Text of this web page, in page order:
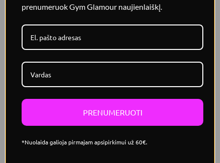
Atvira nugara
Lengvesnis dizainas gražiai atrodo ir leidžia laisviau judėti.
Stabilus prilaikymas
Dvigubas sustiprinimas padeda išlaikyti komfortą aktyvios
treniruotės metu.
Besiūlis komfortas
prenumeruok Gym Glamour naujienlaiškį.
PRENUMERUOTI
*Nuolaida galioja pirmajam apsipirkimui už 60€.